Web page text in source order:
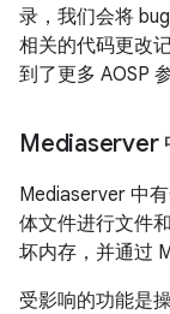
录，我们会将
相关的代码更改
到了更多 AOSP
Mediaserver
Mediaserver 中
体文件进行文件
坏内存，并通过
受影响的功能是